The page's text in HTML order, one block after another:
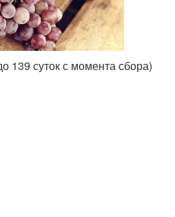
139 суток с момента сбора)